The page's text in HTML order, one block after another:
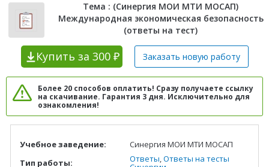
Тема : (Синергия МОИ МТИ МОСАП)
Международная экономическая безопасность
(ответы на тест)
Купить за 300 ₽ Заказать новую работу
Более 20 способов оплатить! Сразу получаете ссылку
на скачивание. Гарантия 3 дня. Исключительно для
ознакомления!
Учебное заведение:
Синергия МОИ МТИ МОСАП
Тип работы:
Ответы,Ответы на тесты